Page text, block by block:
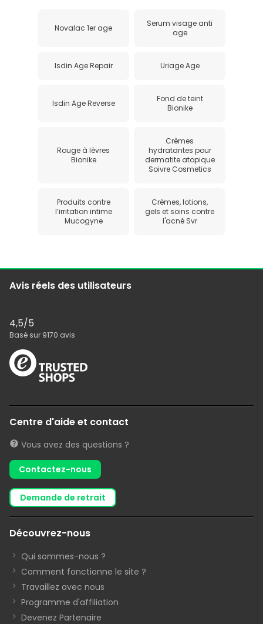
Novalac 1er age
Serum visage anti
age
Isdin Age Repair Uriage Age
Isdin Age Reverse
Fond de teint
Bionike
Rouge à lèvres
Bionike
Crèmes
hydratantes pour
dermatite atopique
Soivre Cosmetics
Produits contre
l’irritation intime
Mucogyne
Crèmes, lotions,
gels et soins contre
l'acné Svr
Avis réels des utilisateurs
4,5/5
Basé sur 9170 avis
Centre d'aide et contact
Vous avez des questions ?
Contactez-nous
demande de retrait
Découvrez-nous
Qui sommes-nous ?
Comment fonctionne le site ?
Travaillez avec nous
Programme d'affiliation
Devenez Partenaire